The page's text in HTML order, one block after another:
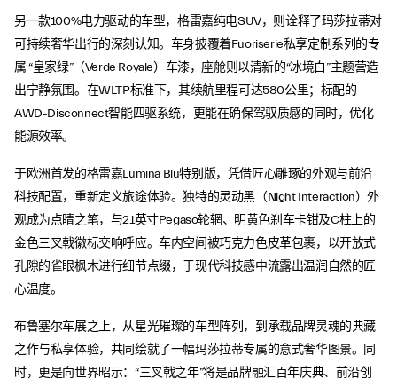
另一款100%电力驱动的车型，格雷嘉纯电SUV，则诠释了玛莎拉蒂对
可持续奢华出行的深刻认知。车身披覆着Fuoriserie私享定制系列的专
属 “皇家绿”（Verde Royale）车漆，座舱则以清新的“冰境白”主题营造
出宁静氛围。在WLTP标准下，其续航里程可达580公里；标配的
AWD-Disconnect智能四驱系统，更能在确保驾驭质感的同时，优化
能源效率。
于欧洲首发的格雷嘉Lumina Blu特别版，凭借匠心雕琢的外观与前沿
科技配置，重新定义旅途体验。独特的灵动黑（Night Interaction）外
观成为点睛之笔，与21英寸Pegaso轮辋、明黄色刹车卡钳及C柱上的
金色三叉戟徽标交响呼应。车内空间被巧克力色皮革包裹，以开放式
孔隙的雀眼枫木进行细节点缀，于现代科技感中流露出温润自然的匠
心温度。
布鲁塞尔车展之上，从星光璀璨的车型阵列，到承载品牌灵魂的典藏
之作与私享体验，共同绘就了一幅玛莎拉蒂专属的意式奢华图景。同
时，更是向世界昭示：“三叉戟之年”将是品牌融汇百年庆典、前沿创